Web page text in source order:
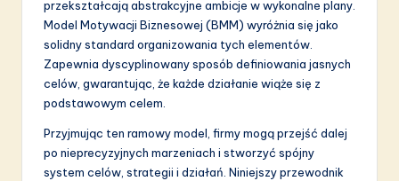
in
A
&
S
przekształcają abstrakcyjne ambicje w wykonalne plany.
Model Motywacji Biznesowej (BMM) wyróżnia się jako
solidny standard organizowania tych elementów.
Zapewnia dyscyplinowany sposób definiowania jasnych
celów, gwarantując, że każde działanie wiąże się z
podstawowym celem.
Przyjmując ten ramowy model, firmy mogą przejść dalej
po nieprecyzyjnych marzeniach i stworzyć spójny
system celów, strategii i działań. Niniejszy przewodnik